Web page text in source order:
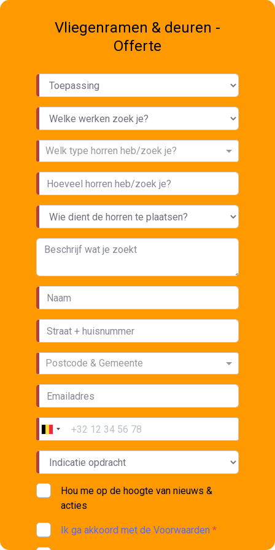
Vliegenramen & deuren -
Offerte
Welk type horren heb/zoek je?
Postcode & Gemeente
Hou me op de hoogte van nieuws &
acties
Ik ga akkoord met de Voorwaarden *